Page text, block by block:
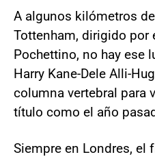
A algunos kilómetros
Tottenham, dirigido por
Pochettino, no hay ese
Harry Kane-Dele Alli-
columna vertebral para
título como el año
Siempre en Londres, el